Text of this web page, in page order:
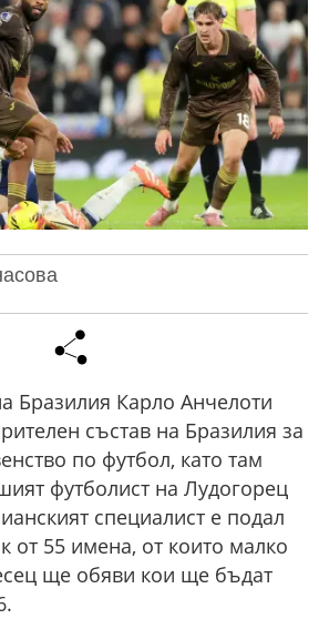
Бразилия Карло Анчелоти
състав на Бразилия за
по футбол, като там
футболист на Лудогорец
специалист е подал
55 имена, от които малко
ще обяви кои ще бъдат